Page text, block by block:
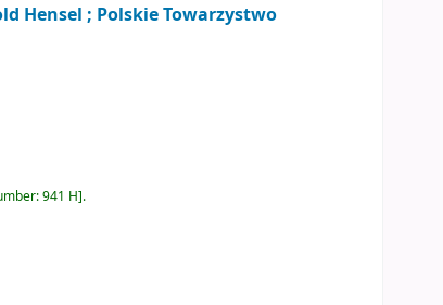
Hensel ; Polskie Towarzystwo
941 H .